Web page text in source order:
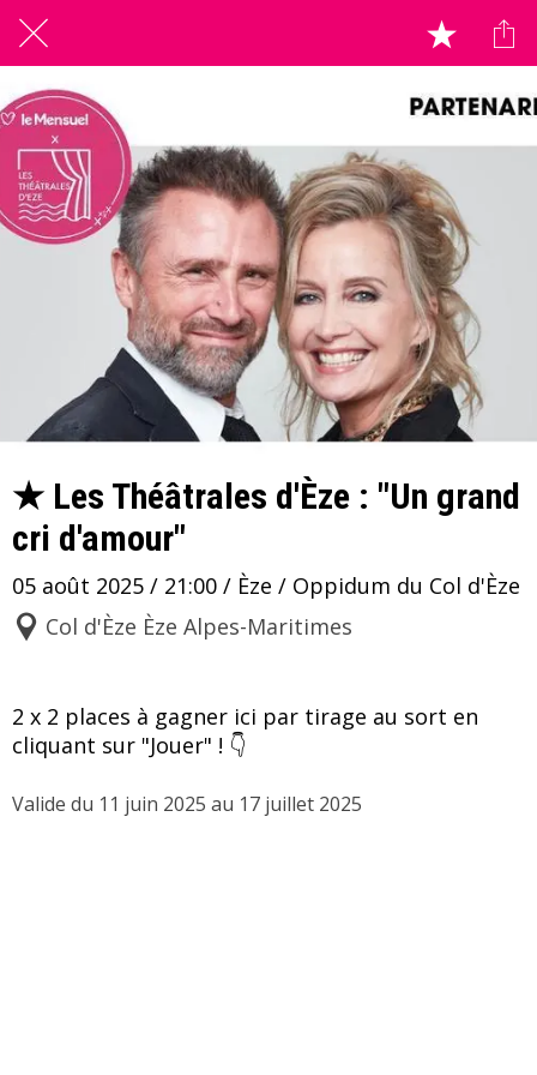
★ Les Théâtrales d'Èze : "Un grand
cri d'amour"
05 août 2025 / 21:00 / Èze / Oppidum du Col d'Èze
Col d'Èze Èze Alpes-Maritimes
2 x 2 places à gagner ici par tirage au sort en
cliquant sur "Jouer" ! 👇
Valide du 11 juin 2025 au 17 juillet 2025